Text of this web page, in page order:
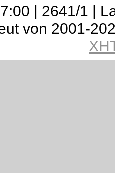
| 2641/1 |
von 2001-